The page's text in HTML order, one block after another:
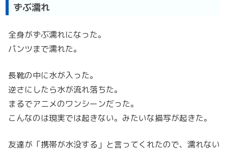
ずぶ濡れ
全身がずぶ濡れになった。
パンツまで濡れた。
長靴の中に水が入った。
逆さにしたら水が流れ落ちた。
まるでアニメのワンシーンだった。
こんなのは現実では起きない。みたいな描写が起きた。
友達が「携帯が水没する」と言ってくれたので、濡れない